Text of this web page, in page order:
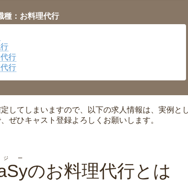
▼
▼
種：お料理代行
行
行
してしまいますので、以下の求人情報は、実例と
ぜひキャスト登録よろしくお願いします。
ー
のお料理代行とは